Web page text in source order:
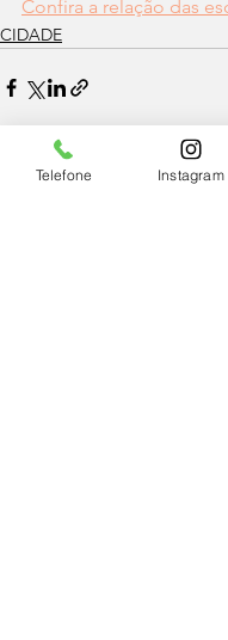
Confira a relação das
CIDADE
Telefone Instagram